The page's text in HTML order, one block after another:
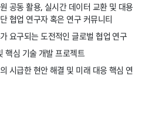
공동 활용, 실시간 데이터 교환 및 대용
협업 연구자 혹은 연구 커뮤니티
요구되는 도전적인 글로벌 협업 연구
핵심 기술 개발 프로젝트
시급한 현안 해결 및 미래 대응 핵심 연